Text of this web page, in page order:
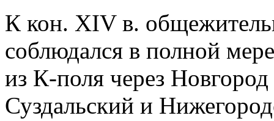
К кон. XIV в.
соблюдался в полной
из К-поля через
Суздальский и